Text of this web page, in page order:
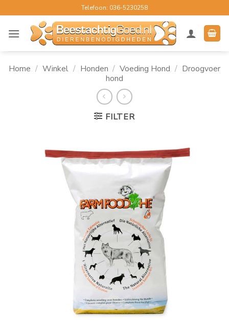
naar
inhoud
Telefoon: 036-5230258
Home / Winkel / Honden / Voeding Hond / Droogvoer
hond
FILTER